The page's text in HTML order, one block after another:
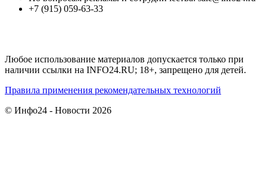
+7 (915) 059-63-33
Любое использование материалов допускается только при
наличии ссылки на INFO24.RU; 18+, запрещено для детей.
Правила применения рекомендательных технологий
© Инфо24 - Новости 2026